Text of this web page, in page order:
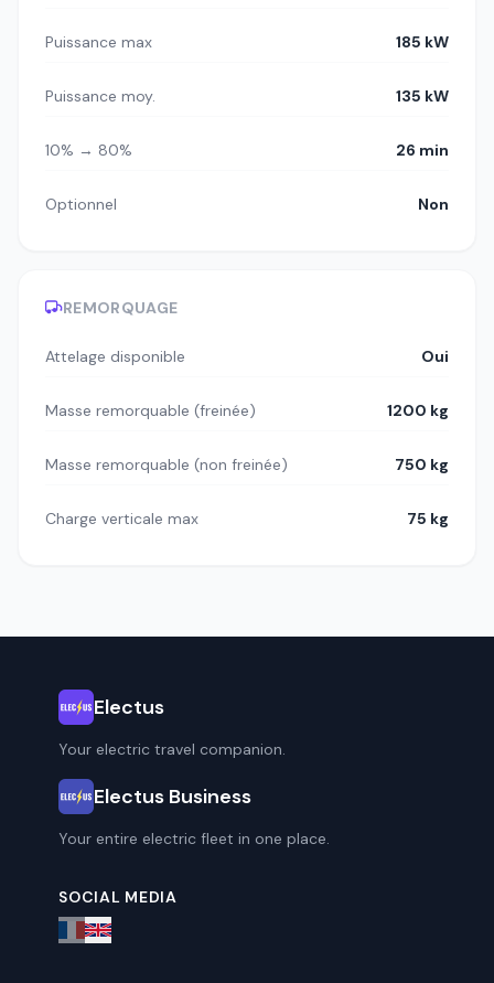
Puissance max 185 kW
Puissance moy. 135 kW
10% → 80% 26 min
Optionnel Non
REMORQUAGE
Attelage disponible Oui
Masse remorquable (freinée) 1200 kg
Masse remorquable (non freinée) 750 kg
Charge verticale max 75 kg
Electus
Your electric travel companion.
Electus Business
Your entire electric fleet in one place.
SOCIAL MEDIA